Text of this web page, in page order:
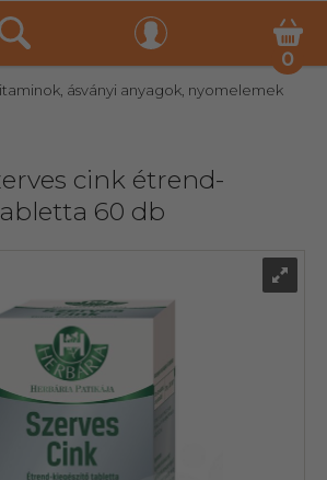
0
ásványi anyagok, nyomelemek
cink étrend-
60 db